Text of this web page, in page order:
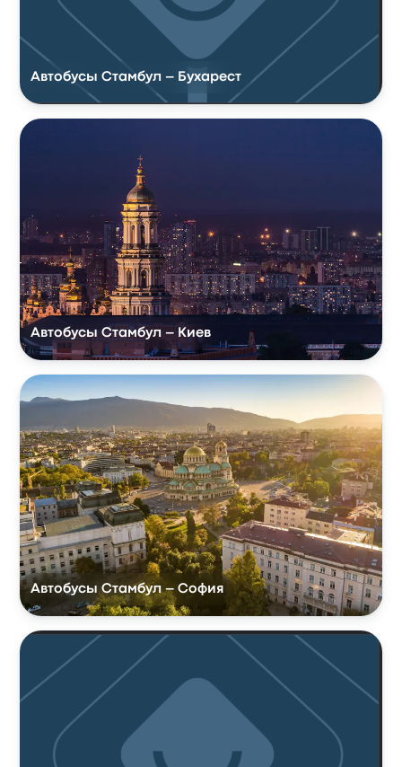
Автобусы Стамбул – Бухарест
Автобусы Стамбул – Киев
Автобусы Стамбул – София